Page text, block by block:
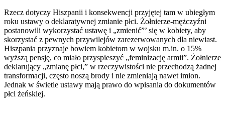
Rzecz dotyczy Hiszpanii i konsekwencji przyjętej tam w ubiegłym
roku ustawy o deklaratywnej zmianie płci. Żołnierze-mężczyźni
postanowili wykorzystać ustawę i „zmienić”’ się w kobiety, aby
skorzystać z pewnych przywilejów zarezerwowanych dla niewiast.
Hiszpania przyznaje bowiem kobietom w wojsku m.in. o 15%
wyższą pensję, co miało przyspieszyć „feminizację armii”. Żołnierze
deklarujący „zmianę płci,” w rzeczywistości nie przechodzą żadnej
transformacji, często noszą brody i nie zmieniają nawet imion.
Jednak w świetle ustawy mają prawo do wpisania do dokumentów
płci żeńskiej.